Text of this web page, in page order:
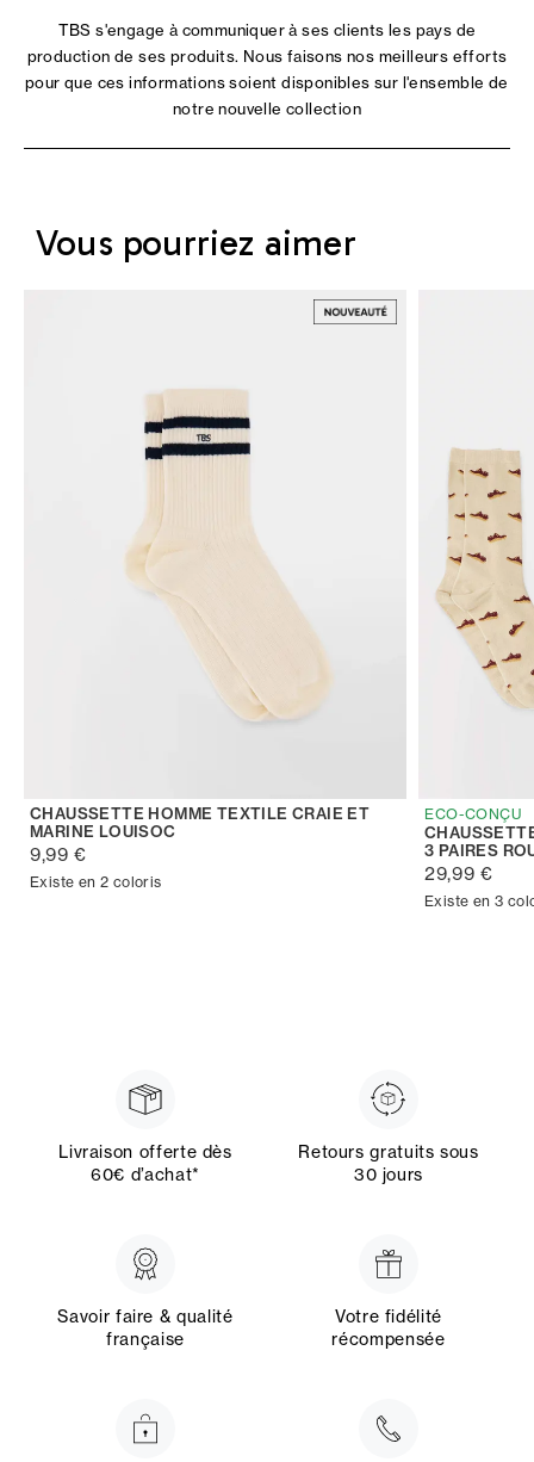
TBS s'engage à communiquer à ses clients les pays de
production de ses produits. Nous faisons nos meilleurs efforts
pour que ces informations soient disponibles sur l'ensemble de
notre nouvelle collection
Vous pourriez aimer
CHAUSSETTE HOMME TEXTILE CRAIE ET
MARINE LOUISOC
9,99 €
Existe en 2 coloris
ECO-CONÇU
3 PAIRES
29,99 €
Existe en 3
Livraison offerte dès
60€ d’achat*
Retours gratuits sous
30 jours
Savoir faire & qualité
française
Votre fidélité
récompensée